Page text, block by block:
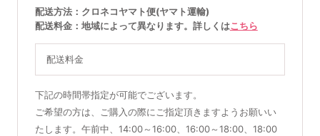
配送方法
クロネコヤマト便(ヤマト運輸)
配送料金
地域によって異なります。詳しくはこちら
配送料金
下記の時間帯指定が可能でございます。
ご希望の方は、ご購入の際にご指定頂きますようお願いい
たします。午前中、14:00～16:00、16:00～18:00、18:00